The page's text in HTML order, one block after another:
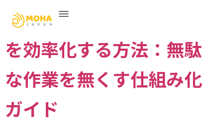
オートメーション で業務
を効率化する方法：無駄
な作業を無くす仕組み化
ガイド